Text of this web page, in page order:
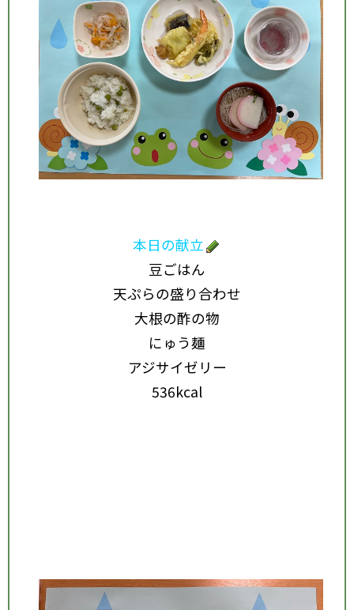
本日の献立
豆ごはん
天ぷらの盛り合わせ
大根の酢の物
にゅう麺
アジサイゼリー
536kcal